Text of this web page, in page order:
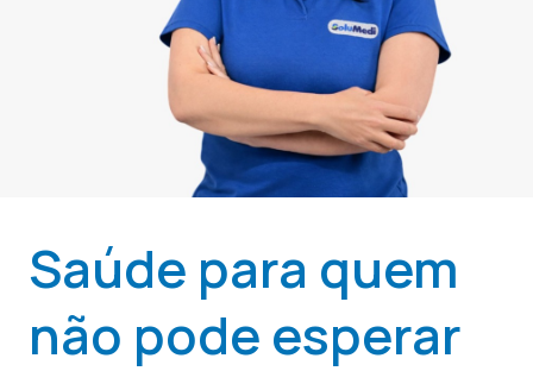
Saúde para quem
não pode esperar